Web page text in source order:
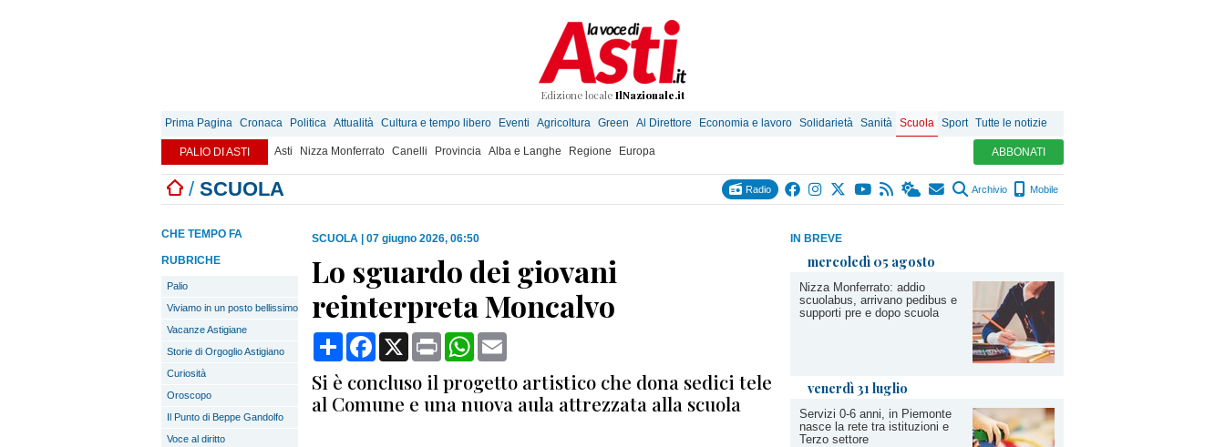
Edizione locale IlNazionale.it
Prima Pagina Cronaca Politica Attualità Cultura e tempo libero Eventi Agricoltura Green Al Direttore Economia e lavoro Solidarietà Sanità Scuola Sport Tutte le notizie
PALIO DI ASTI Asti Nizza Monferrato Canelli Provincia Alba e Langhe Regione Europa ABBONATI
/ SCUOLA Radio Archivio Mobile
IN BREVE
mercoledì 05 agosto
Nizza Monferrato: addio
scuolabus, arrivano pedibus e
supporti pre e dopo scuola
venerdì 31 luglio
Servizi 0-6 anni, in Piemonte
nasce la rete tra istituzioni e
Terzo settore
CHE TEMPO FA
RUBRICHE
Palio
Viviamo in un posto bellissimo
Vacanze Astigiane
Storie di Orgoglio Astigiano
Curiosità
Oroscopo
Il Punto di Beppe Gandolfo
Voce al diritto
SCUOLA 07 giugno 2026, 06:50
Lo sguardo dei giovani
reinterpreta Moncalvo
CondividiFacebook
X Print WhatsApp
Si è concluso il progetto artistico che dona sedici tele
al Comune e una nuova aula attrezzata alla scuola